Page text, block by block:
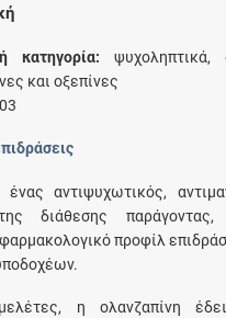
κατηγορία: ψυχοληπτικά,
και οξεπίνες
ένας αντιψυχωτικός,
της διάθεσης
προφίλ
η ολανζαπίνη